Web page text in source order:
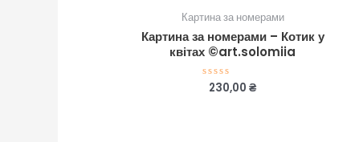
Картина за номерами
Картина за номерами – Котик у
квітах ©art.solomiia
Оцінено
230,00₴